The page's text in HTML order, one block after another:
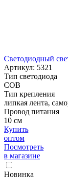
Светодиодный
Артикул: 5321
Тип светодиода
COB
Тип крепления
липкая лента,
Провод питания
10 см
Купить
оптом
Посмотреть
в магазине
Новинка